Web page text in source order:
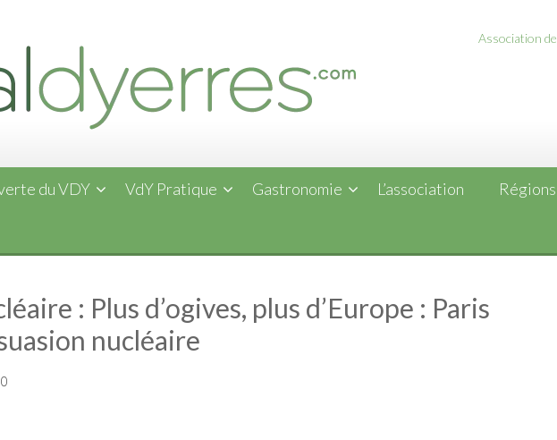
Association
du VDY VdY Pratique Gastronomie L’association
: Plus d’ogives, plus d’Europe : Paris
nucléaire